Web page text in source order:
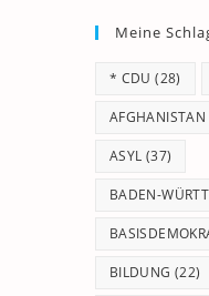
Meine
* CDU (28)
AFGHANISTAN
ASYL (37)
BADEN-
BILDUNG (22)